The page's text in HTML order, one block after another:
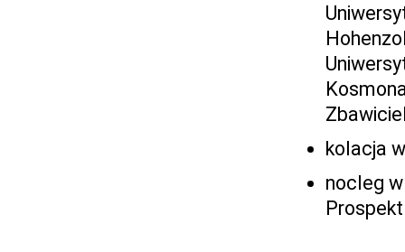
kolacja
nocleg